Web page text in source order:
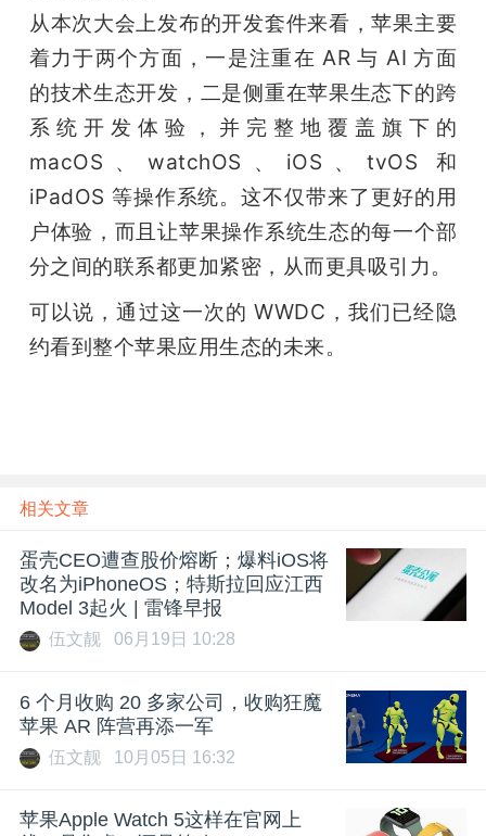
从本次大会上发布的开发套件来看，苹果主要
着力于两个方面，一是注重在 AR 与 AI 方面
的技术生态开发，二是侧重在苹果生态下的跨
系统开发体验，并完整地覆盖旗下的
macOS、watchOS、iOS、tvOS 和
iPadOS 等操作系统。这不仅带来了更好的用
户体验，而且让苹果操作系统生态的每一个部
分之间的联系都更加紧密，从而更具吸引力。
可以说，通过这一次的 WWDC，我们已经隐
约看到整个苹果应用生态的未来。
相关文章
蛋壳CEO遭查股价熔断；爆料iOS将
改名为iPhoneOS；特斯拉回应江西
Model 3起火 | 雷锋早报
伍文靓 06月19日 10:28
6 个月收购 20 多家公司，收购狂魔
苹果 AR 阵营再添一军
伍文靓 10月05日 16:32
苹果Apple Watch 5这样在官网上